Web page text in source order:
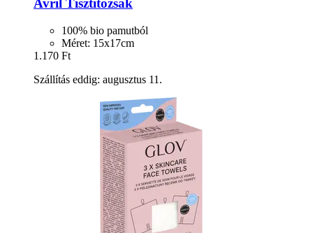
Avril Tisztítózsák
100% bio pamutból
Méret: 15x17cm
1.170 Ft
Szállítás eddig: augusztus 11.